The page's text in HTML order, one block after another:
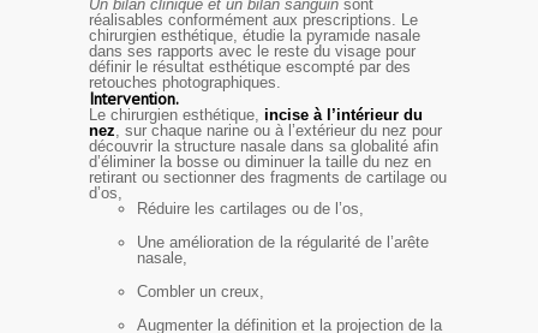
Un bilan clinique et un bilan sanguin sont
réalisables conformément aux prescriptions. Le
chirurgien esthétique, étudie la pyramide nasale
dans ses rapports avec le reste du visage pour
définir le résultat esthétique escompté par des
retouches photographiques.
Intervention.
Le chirurgien esthétique, incise à l’intérieur du
nez, sur chaque narine ou à l’extérieur du nez pour
découvrir la structure nasale dans sa globalité afin
d’éliminer la bosse ou diminuer la taille du nez en
retirant ou sectionner des fragments de cartilage ou
d’os,
Réduire les cartilages ou de l’os,
Une amélioration de la régularité de l’arête
nasale,
Combler un creux,
Augmenter la définition et la projection de la